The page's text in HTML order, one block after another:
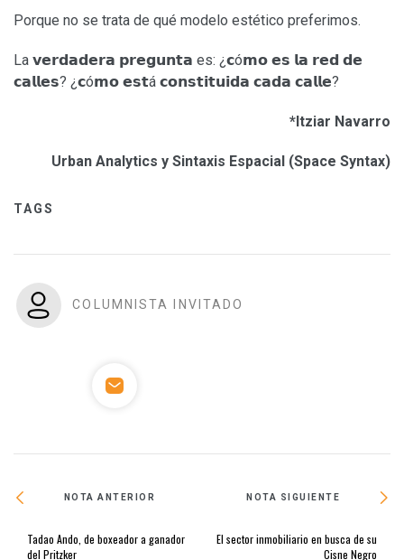
Porque no se trata de qué modelo estético preferimos.
La 𝘃𝗲𝗿𝗱𝗮𝗱𝗲𝗿𝗮 𝗽𝗿𝗲𝗴𝘂𝗻𝘁𝗮 es: ¿𝗰ó𝗺𝗼 𝗲𝘀 𝗹𝗮 𝗿𝗲𝗱 𝗱𝗲
𝗰𝗮𝗹𝗹𝗲𝘀? ¿𝗰ó𝗺𝗼 𝗲𝘀𝘁á 𝗰𝗼𝗻𝘀𝘁𝗶𝘁𝘂𝗶𝗱𝗮 𝗰𝗮𝗱𝗮 𝗰𝗮𝗹𝗹𝗲?
*Itziar Navarro
Urban Analytics y Sintaxis Espacial (Space Syntax)
TAGS
COLUMNISTA INVITADO
NOTA ANTERIOR
Tadao Ando, de boxeador a ganador
del Pritzker
NOTA SIGUIENTE
El sector inmobiliario en busca de su
Cisne Negro